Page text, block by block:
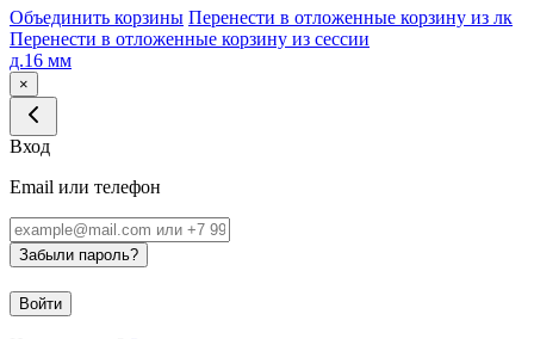
Объединить корзины Перенести в отложенные корзину из лк
Перенести в отложенные корзину из сессии
д.16 мм
×
Вход
Email или телефон
Забыли пароль?
Войти